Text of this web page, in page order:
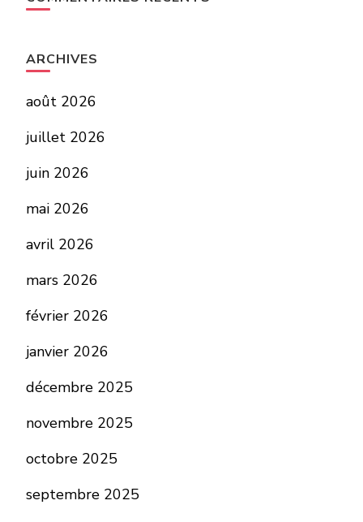
ARCHIVES
août 2026
juillet 2026
juin 2026
mai 2026
avril 2026
mars 2026
février 2026
janvier 2026
décembre 2025
novembre 2025
octobre 2025
septembre 2025